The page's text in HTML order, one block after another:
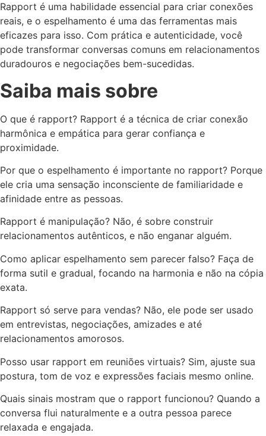
Rapport é uma habilidade essencial para criar conexões
reais, e o espelhamento é uma das ferramentas mais
eficazes para isso. Com prática e autenticidade, você
pode transformar conversas comuns em relacionamentos
duradouros e negociações bem-sucedidas.
Saiba mais sobre
O que é rapport? Rapport é a técnica de criar conexão
harmônica e empática para gerar confiança e
proximidade.
Por que o espelhamento é importante no rapport? Porque
ele cria uma sensação inconsciente de familiaridade e
afinidade entre as pessoas.
Rapport é manipulação? Não, é sobre construir
relacionamentos autênticos, e não enganar alguém.
Como aplicar espelhamento sem parecer falso? Faça de
forma sutil e gradual, focando na harmonia e não na cópia
exata.
Rapport só serve para vendas? Não, ele pode ser usado
em entrevistas, negociações, amizades e até
relacionamentos amorosos.
Posso usar rapport em reuniões virtuais? Sim, ajuste sua
postura, tom de voz e expressões faciais mesmo online.
Quais sinais mostram que o rapport funcionou? Quando a
conversa flui naturalmente e a outra pessoa parece
relaxada e engajada.